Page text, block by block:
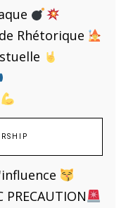
Rhétorique
PRECAUTION